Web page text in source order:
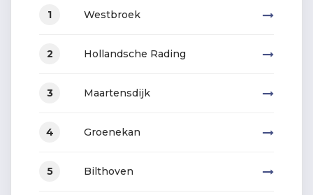
1
Westbroek
2
Hollandsche Rading
3
Maartensdijk
4
Groenekan
5
Bilthoven